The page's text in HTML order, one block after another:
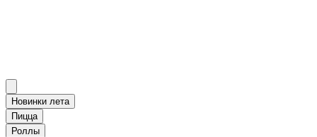
Новинки лета
Пицца
Роллы